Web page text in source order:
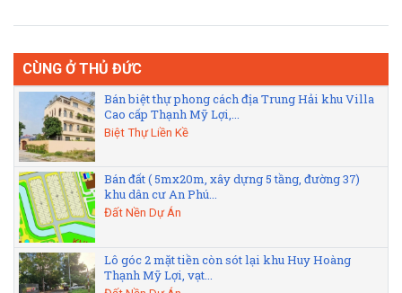
CÙNG Ở THỦ ĐỨC
Bán biệt thự phong cách địa Trung Hải khu Villa
Cao cấp Thạnh Mỹ Lợi,...
Biệt Thự Liền Kề
Bán đất ( 5mx20m, xây dựng 5 tầng, đường 37)
khu dân cư An Phú...
Đất Nền Dự Án
Lô góc 2 mặt tiền còn sót lại khu Huy Hoàng
Thạnh Mỹ Lợi, vạt...